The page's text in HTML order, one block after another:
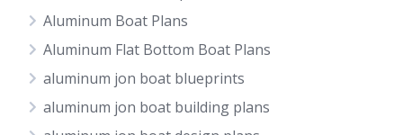
Aluminum Boat Plans
Aluminum Flat Bottom Boat Plans
aluminum jon boat blueprints
aluminum jon boat building plans